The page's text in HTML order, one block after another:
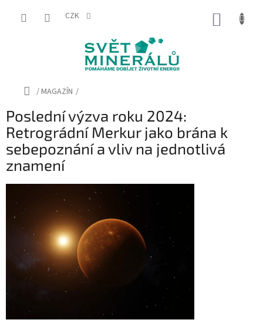
CZK
Domů
/MAGAZÍN /
Poslední výzva roku 2024:
Retrográdní Merkur jako brána k
sebepoznání a vliv na jednotlivá
znamení